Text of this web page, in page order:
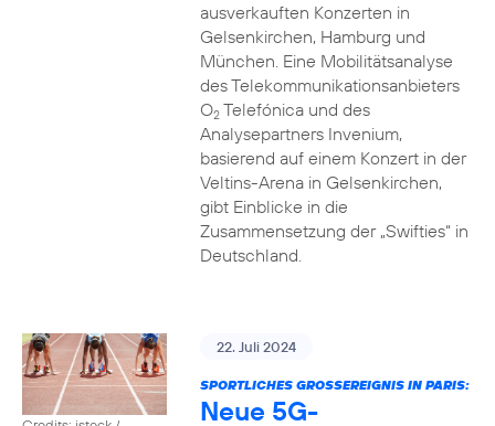
ausverkauften Konzerten in
Gelsenkirchen, Hamburg und
München. Eine Mobilitätsanalyse
des Telekommunikationsanbieters
O2Telefónica und des
Analysepartners Invenium,
basierend auf einem Konzert in der
Veltins-Arena in Gelsenkirchen,
gibt Einblicke in die
Zusammensetzung der „Swifties“ in
Deutschland.
22. Juli 2024
SPORTLICHES GROSSEREIGNIS IN PARIS:
Neue 5G-